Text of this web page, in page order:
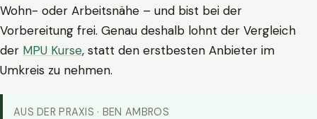
Wohn- oder Arbeitsnähe – und bist bei der
Vorbereitung frei. Genau deshalb lohnt der Vergleich
der MPU Kurse, statt den erstbesten Anbieter im
Umkreis zu nehmen.
AUS DER PRAXIS · BEN AMBROS